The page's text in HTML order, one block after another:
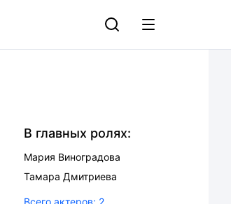
В главных ролях:
Мария Виноградова
Тамара Дмитриева
Всего актеров: 2